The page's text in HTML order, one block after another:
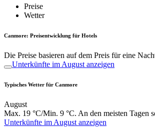
Preise
Wetter
Canmore: Preisentwicklung für Hotels
Die Preise basieren auf dem Preis für eine
Unterkünfte im August anzeigen
Typisches Wetter für Canmore
August
Max. 19 °C/Min. 9 °C. An den meisten Tagen
Unterkünfte im August anzeigen